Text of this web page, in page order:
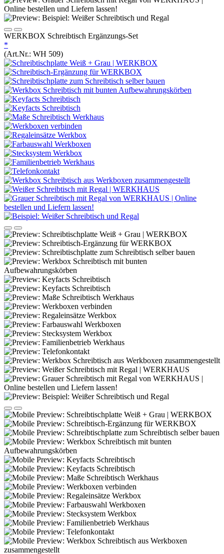
WERKBOX Schreibtisch Ergänzungs-Set
*
(Art.Nr.: WH 509)